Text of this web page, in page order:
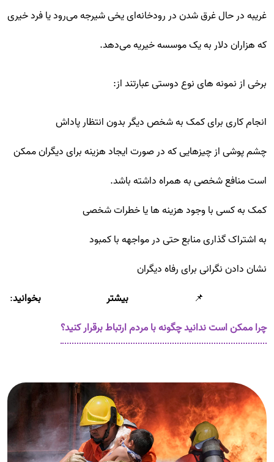
غریبه در حال غرق شدن در رودخانه‌ای یخی شیرجه می‌رود یا فرد خیری
که هزاران دلار به یک موسسه خیریه می‌دهد.
برخی از نمونه های نوع دوستی عبارتند از:
انجام کاری برای کمک به شخص دیگر بدون انتظار پاداش
چشم پوشی از چیزهایی که در صورت ایجاد هزینه برای دیگران ممکن
است منافع شخصی به همراه داشته باشد.
کمک به کسی با وجود هزینه ها یا خطرات شخصی
به اشتراک گذاری منابع حتی در مواجهه با کمبود
نشان دادن نگرانی برای رفاه دیگران
📌 بیشتر بخوانید:
چرا ممکن است ندانید چگونه با مردم ارتباط برقرار کنید؟